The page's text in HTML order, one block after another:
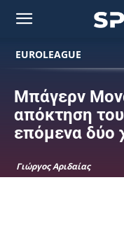
EUROLEAGUE
Μπάγερν
απόκτηση του
επόμενα δύο
Γιώργος Αριδαίας